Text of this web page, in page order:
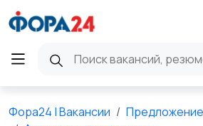
Фора24 | Вакансии
Предложение